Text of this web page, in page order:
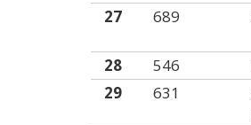
27 689
28 546
29
631